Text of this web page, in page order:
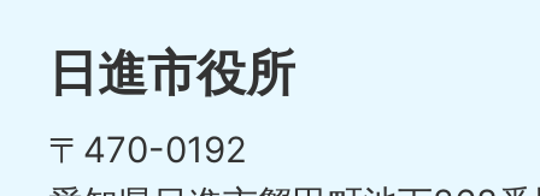
日進市役所
〒470-0192